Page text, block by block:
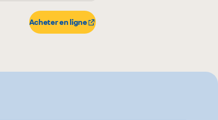
Acheter en ligne